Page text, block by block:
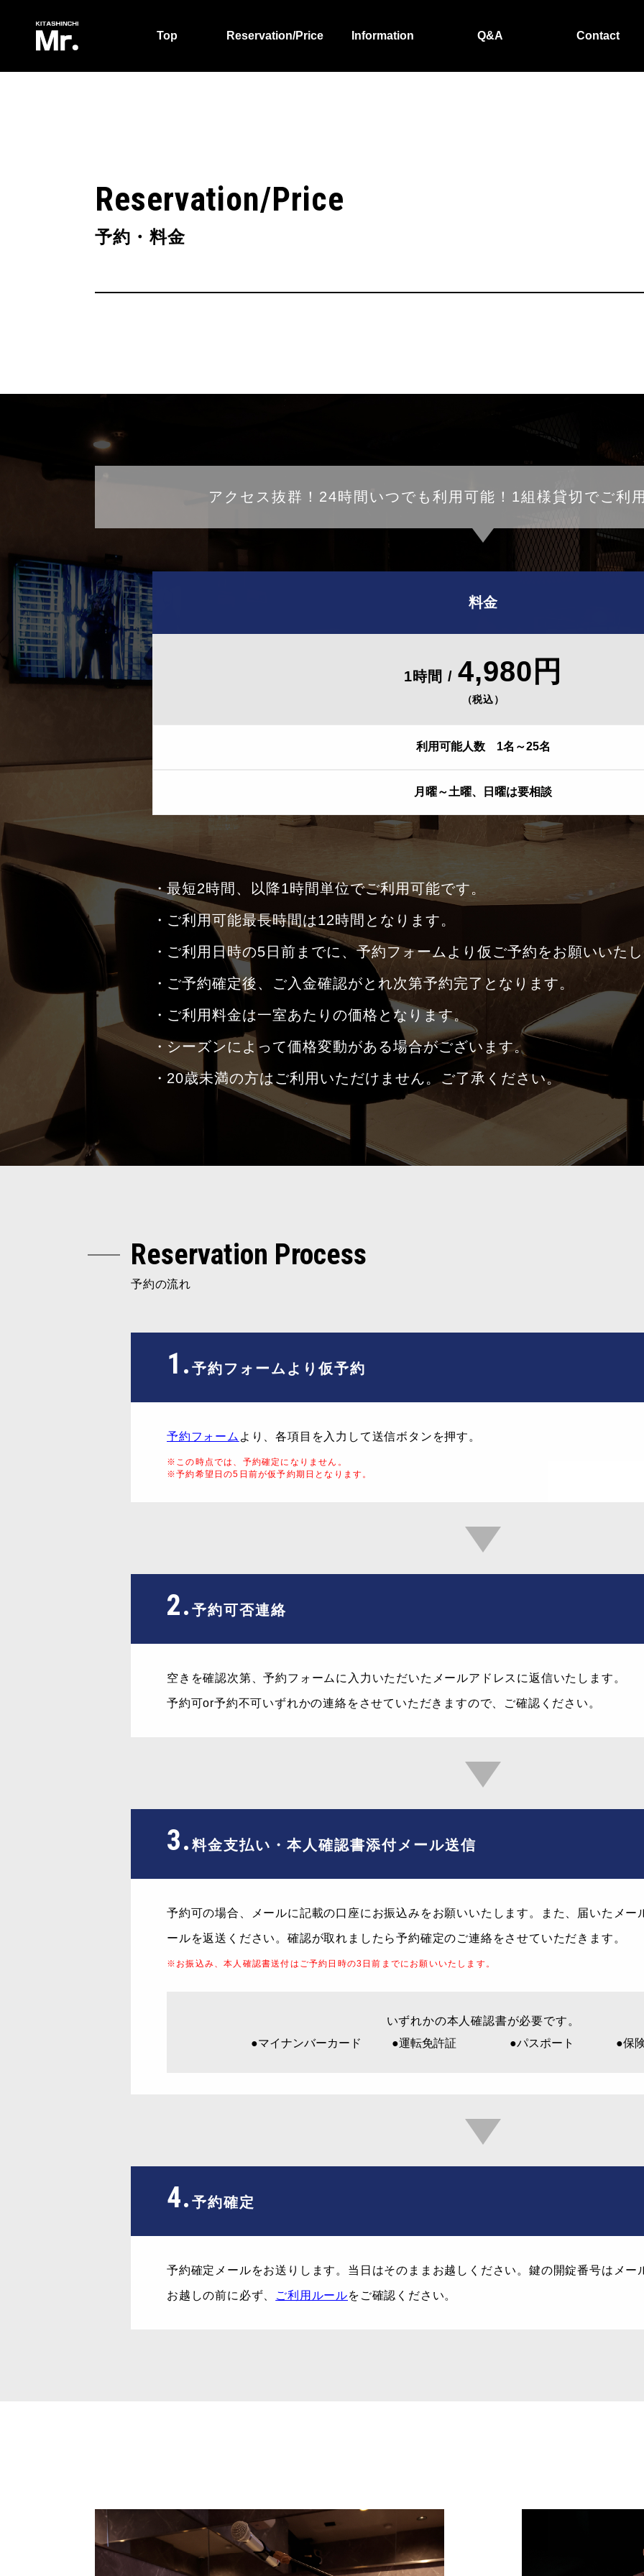
Top Reservation/Price Information Q&A Contact
Reservation/Price
予約・料金
アクセス抜群！24時間いつでも利用可能！1組様貸切でご利
料金
1時間 / 4,980円
（税込）
利用可能人数 1名～25名
月曜～土曜、日曜は要相談
最短2時間、以降1時間単位でご利用可能です。
ご利用可能最長時間は12時間となります。
ご利用日時の5日前までに、予約フォームより仮ご予約をお願いいた
ご予約確定後、ご入金確認がとれ次第予約完了となります。
ご利用料金は一室あたりの価格となります。
シーズンによって価格変動がある場合がございます。
20歳未満の方はご利用いただけません。ご了承ください。
Reservation Process
予約の流れ
1. 予約フォームより仮予約
予約フォーム より、各項目を入力して送信ボタンを押す。
※この時点では、予約確定になりません。
※予約希望日の5日前が仮予約期日となります。
2. 予約可否連絡
空きを確認次第、予約フォームに入力いただいたメールアドレスに返信いたします。
予約可or予約不可いずれかの連絡をさせていただきますので、ご確認ください。
3. 料金支払い・本人確認書添付メール送信
予約可の場合、メールに記載の口座にお振込みをお願いいたします。また、届いたメー
ールを返送ください。確認が取れましたら予約確定のご連絡をさせていただきます。
※お振込み、本人確認書送付はご予約日時の3日前までにお願いいたします。
いずれかの本人確認書が必要です。
●マイナンバーカード
●運転免許証 ●パスポート ●保
4. 予約確定
予約確定メールをお送りします。当日はそのままお越しください。鍵の開錠番号はメー
お越しの前に必ず、 ご利用ルールをご確認ください。